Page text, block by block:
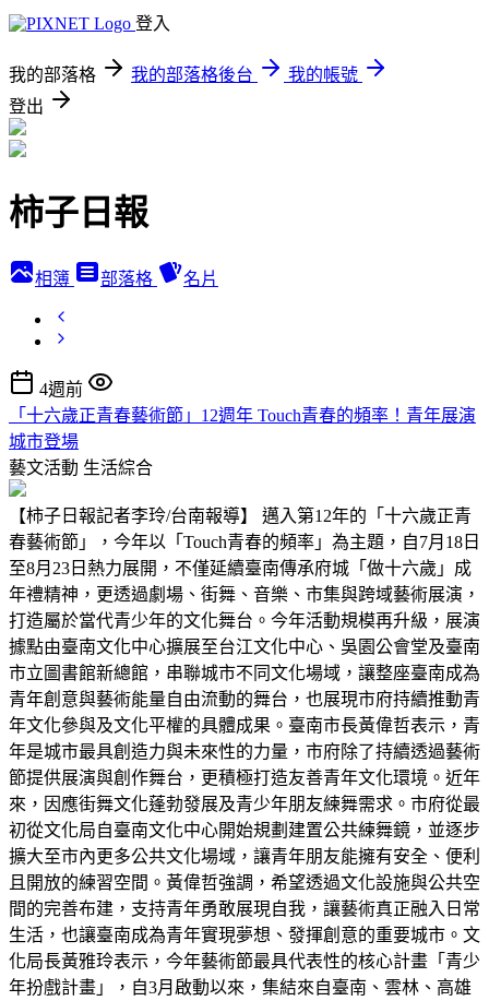
登入
我的部落格 我的部落格後台
我的帳號
登出
柿子日報
相簿 部落格 名片
4週前
「十六歲正青春藝術節」12週年 Touch青春的頻率！青年展演
城市登場
藝文活動 生活綜合
【柿子日報記者李玲/台南報導】 邁入第12年的「十六歲正青
春藝術節」，今年以「Touch青春的頻率」為主題，自7月18日
至8月23日熱力展開，不僅延續臺南傳承府城「做十六歲」成
年禮精神，更透過劇場、街舞、音樂、市集與跨域藝術展演，
打造屬於當代青少年的文化舞台。今年活動規模再升級，展演
據點由臺南文化中心擴展至台江文化中心、吳園公會堂及臺南
市立圖書館新總館，串聯城市不同文化場域，讓整座臺南成為
青年創意與藝術能量自由流動的舞台，也展現市府持續推動青
年文化參與及文化平權的具體成果。臺南市長黃偉哲表示，青
年是城市最具創造力與未來性的力量，市府除了持續透過藝術
節提供展演與創作舞台，更積極打造友善青年文化環境。近年
來，因應街舞文化蓬勃發展及青少年朋友練舞需求。市府從最
初從文化局自臺南文化中心開始規劃建置公共練舞鏡，並逐步
擴大至市內更多公共文化場域，讓青年朋友能擁有安全、便利
且開放的練習空間。黃偉哲強調，希望透過文化設施與公共空
間的完善布建，支持青年勇敢展現自我，讓藝術真正融入日常
生活，也讓臺南成為青年實現夢想、發揮創意的重要城市。文
化局長黃雅玲表示，今年藝術節最具代表性的核心計畫「青少
年扮戲計畫」，自3月啟動以來，集結來自臺南、雲林、高雄